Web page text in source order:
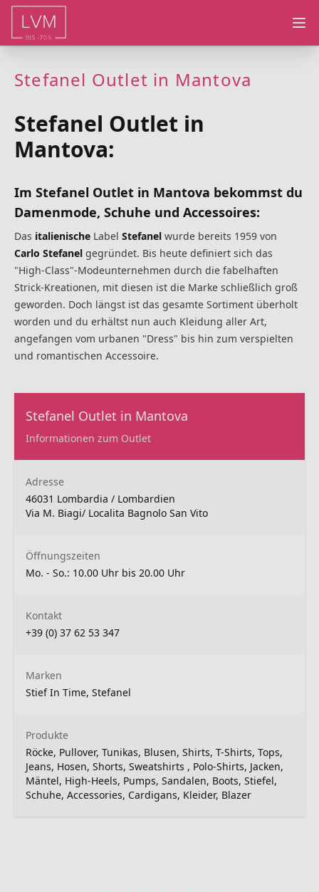
Stefanel Outlet in Mantova
Stefanel Outlet in
Mantova:
Im Stefanel Outlet in Mantova bekommst du
Damenmode, Schuhe und Accessoires:
Das italienische Label Stefanel wurde bereits 1959 von
Carlo Stefanel gegründet. Bis heute definiert sich das
"High-Class"-Modeunternehmen durch die fabelhaften
Strick-Kreationen, mit diesen ist die Marke schließlich groß
geworden. Doch längst ist das gesamte Sortiment überholt
worden und du erhältst nun auch Kleidung aller Art,
angefangen vom urbanen "Dress" bis hin zum verspielten
und romantischen Accessoire.
Stefanel Outlet in Mantova
Informationen zum Outlet
Adresse
46031 Lombardia / Lombardien
Via M. Biagi/ Localita Bagnolo San Vito
Öffnungszeiten
Mo. - So.: 10.00 Uhr bis 20.00 Uhr
Kontakt
+39 (0) 37 62 53 347
Marken
Stief In Time, Stefanel
Produkte
Röcke, Pullover, Tunikas, Blusen, Shirts, T-Shirts, Tops,
Jeans, Hosen, Shorts, Sweatshirts , Polo-Shirts, Jacken,
Mäntel, High-Heels, Pumps, Sandalen, Boots, Stiefel,
Schuhe, Accessories, Cardigans, Kleider, Blazer